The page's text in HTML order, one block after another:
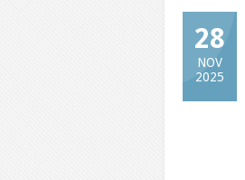
28
NOV
2025